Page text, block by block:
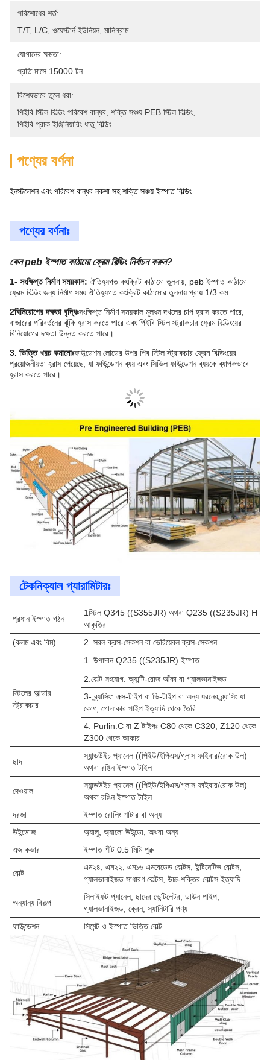
পরিশোধের শর্ত:
T/T, L/C, ওয়েস্টার্ন ইউনিয়ন, মানিগ্রাম
যোগানের ক্ষমতা:
প্রতি মাসে 15000 টন
বিশেষভাবে তুলে ধরা:
পিইবি স্টিল বিল্ডিং পরিবেশ বান্ধব শক্তি সঞ্চয় PEB স্টিল বিল্ডিং
পিইবি প্রাক ইঞ্জিনিয়ারিং ধাতু বিল্ডিং
পণ্যের বর্ণনা
ইনস্টলেশন এবং পরিবেশ বান্ধব নকশা সহ শক্তি সঞ্চয় ইস্পাত বিল্ডিং
পণ্যের বর্ণনাঃ
কেন peb ইস্পাত কাঠামো ফ্রেম বিল্ডিং নির্বাচন করুন?
1- সংক্ষিপ্ত নির্মাণ সময়কাল: ঐতিহ্যগত কংক্রিট কাঠামো তুলনায়, peb ইস্পাত কাঠামো
ফ্রেম বিল্ডিং জন্য নির্মাণ সময় ঐতিহ্যগত কংক্রিট কাঠামোর তুলনায় প্রায় 1/3 কম
2বিনিয়োগের দক্ষতা বৃদ্ধিঃসংক্ষিপ্ত নির্মাণ সময়কাল মূলধন দখলের চাপ হ্রাস করতে পারে,
বাজারের পরিবর্তনের ঝুঁকি হ্রাস করতে পারে এবং পিইবি স্টিল স্ট্রাকচার ফ্রেম বিল্ডিংয়ের
বিনিয়োগের দক্ষতা উন্নত করতে পারে।
3. ভিত্তি খরচ কমানোঃফাউন্ডেশন লোডের উপর পিব স্টিল স্ট্রাকচার ফ্রেম বিল্ডিংয়ের
প্রয়োজনীয়তা হ্রাস পেয়েছে, যা ফাউন্ডেশন ব্যয় এবং সিভিল ফাউন্ডেশন ব্যয়কে ব্যাপকভাবে
হ্রাস করতে পারে।
টেকনিক্যাল প্যারামিটারঃ
প্রধান ইস্পাত গঠন
1স্টিল Q345 ((S355JR) অথবা Q235 ((S235JR) H
আকৃতির
(কলম এবং বিম)
2. সরল ক্রস-সেকশন বা ভেরিয়েবল ক্রস-সেকশন
স্টিলের আন্ডার
স্ট্রাকচার
1. উপাদান Q235 ((S235JR) ইস্পাত
2.বোল্ট সংযোগ. অ্যান্টি-রোজ আঁকা বা গ্যালভানাইজড
3- ব্র্যাসিং: এক্স-টাইপ বা ভি-টাইপ বা অন্য ধরনের ব্র্যাসিং যা
কোণ, গোলাকার পাইপ ইত্যাদি থেকে তৈরি
4. Purlin:C বা Z টাইপঃ C80 থেকে C320, Z120 থেকে
Z300 থেকে আকার
ছাদ
স্যান্ডউইচ প্যানেল ((পিইউ/ইপিএস/গ্লাস ফাইবার/রোক উল)
অথবা রঙিন ইস্পাত টাইল
দেওয়াল
স্যান্ডউইচ প্যানেল ((পিইউ/ইপিএস/গ্লাস ফাইবার/রোক উল)
অথবা রঙিন ইস্পাত টাইল
দরজা
ইস্পাত রোলিং শাটার বা অন্য
উইন্ডোজ
অ্যালু, অ্যালো উইন্ডো, অথবা অন্য
এজ কভার
ইস্পাত শীট 0.5 মিমি পুরু
বোল্ট
এম২৪, এম২২, এম১৬ এমবেডেড বোল্টস, ইন্টিনেটিভ বোল্টস,
গ্যালভানাইজড সাধারণ বোল্টস, উচ্চ-শক্তির বোল্টস ইত্যাদি
অন্যান্য বিকল্প
সিলাইফট প্যানেল, ছাদের ভেন্টিলেটর, ডাউন পাইপ,
গ্যালভানাইজড, ক্রেন, স্যানিটারি পণ্য
ফাউন্ডেশন
সিমেন্ট ও ইস্পাত ভিত্তি বোল্ট